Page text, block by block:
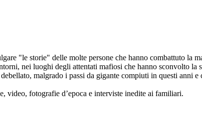
"le storie" delle molte persone che hanno combattuto la
nei luoghi degli attentati mafiosi che hanno sconvolto la
malgrado i passi da gigante compiuti in questi anni
video, fotografie d’epoca e interviste inedite ai familiari.